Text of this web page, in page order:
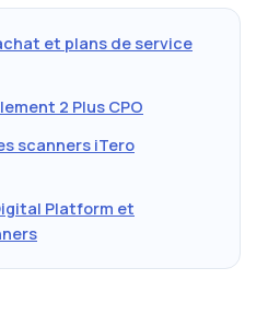
et plans de service
2 Plus CPO
scanners iTero
Platform et